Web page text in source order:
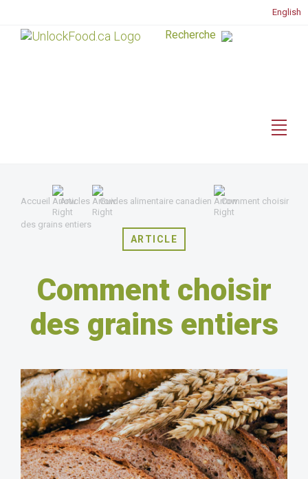
English
Accueil Articles Guides alimentaire canadien Comment choisir
des grains entiers
ARTICLE
Comment choisir
des grains entiers